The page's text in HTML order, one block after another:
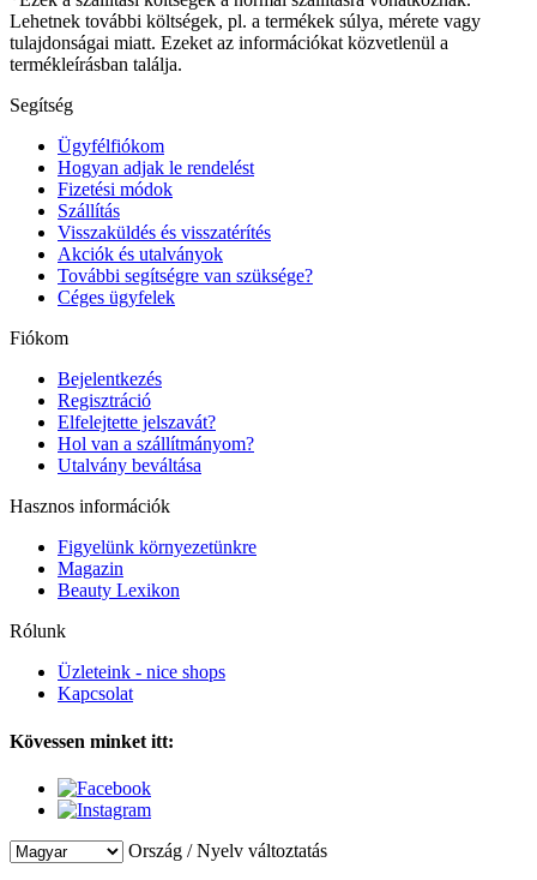
Lehetnek további költségek, pl. a termékek súlya, mérete vagy
tulajdonságai miatt. Ezeket az információkat közvetlenül a
termékleírásban találja.
Segítség
Ügyfélfiókom
Hogyan adjak le rendelést
Fizetési módok
Szállítás
Visszaküldés és visszatérítés
Akciók és utalványok
További segítségre van szüksége?
Céges ügyfelek
Fiókom
Bejelentkezés
Regisztráció
Elfelejtette jelszavát?
Hol van a szállítmányom?
Utalvány beváltása
Hasznos információk
Figyelünk környezetünkre
Magazin
Beauty Lexikon
Rólunk
Üzleteink - nice shops
Kapcsolat
Kövessen minket itt:
Ország / Nyelv változtatás